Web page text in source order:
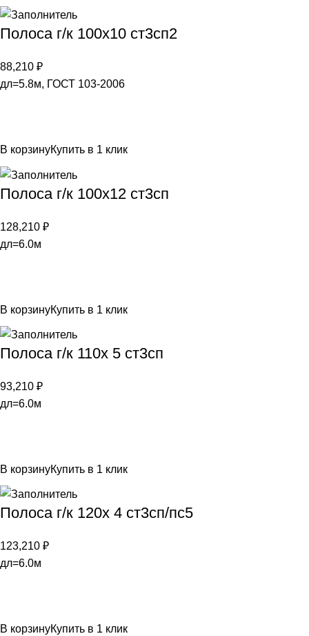
Полоса г/к 100х10 ст3сп2
88,210 ₽
дл=5.8м, ГОСТ 103-2006
В корзинуКупить в 1 клик
Полоса г/к 100х12 ст3сп
128,210 ₽
дл=6.0м
В корзинуКупить в 1 клик
Полоса г/к 110х 5 ст3сп
93,210 ₽
дл=6.0м
В корзинуКупить в 1 клик
Полоса г/к 120х 4 ст3сп/пс5
123,210 ₽
дл=6.0м
В корзинуКупить в 1 клик